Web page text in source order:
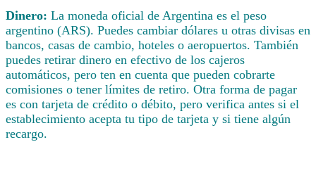
Dinero: La moneda oficial de Argentina es el peso
argentino (ARS). Puedes cambiar dólares u otras divisas en
bancos, casas de cambio, hoteles o aeropuertos. También
puedes retirar dinero en efectivo de los cajeros
automáticos, pero ten en cuenta que pueden cobrarte
comisiones o tener límites de retiro. Otra forma de pagar
es con tarjeta de crédito o débito, pero verifica antes si el
establecimiento acepta tu tipo de tarjeta y si tiene algún
recargo.